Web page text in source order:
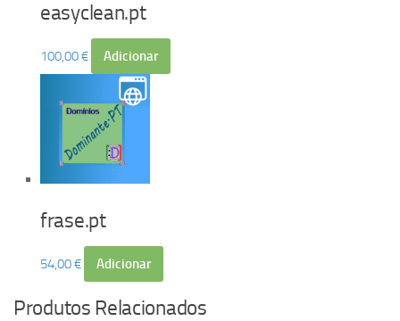
easyclean.pt
100,00€ Adicionar
frase.pt
54,00€ Adicionar
Produtos Relacionados